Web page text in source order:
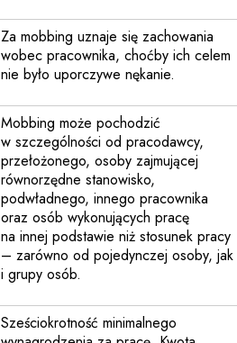
Za mobbing uznaje się zachowania
wobec pracownika, choćby ich celem
nie było uporczywe nękanie.
Mobbing może pochodzić
w szczególności od pracodawcy,
przełożonego, osoby zajmującej
równorzędne stanowisko,
podwładnego, innego pracownika
oraz osób wykonujących pracę
na innej podstawie niż stosunek pracy
– zarówno od pojedynczej osoby, jak
i grupy osób.
Sześciokrotność minimalnego